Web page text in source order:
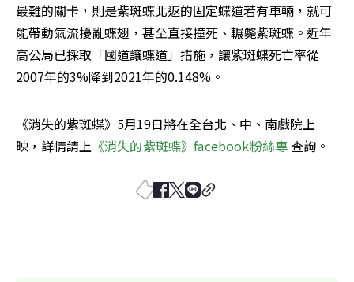
最難的關卡，則是紫斑蝶北返的固定蝶道若有車輛，就可
能帶動氣流擾亂蝶翅，甚至直接撞死、輾斃紫斑蝶。近年
高公局已採取「國道讓蝶道」措施，讓紫斑蝶死亡率從
2007年的3%降到2021年的0.148%。
《消失的紫斑蝶》5月19日將在全台北、中、南戲院上
映，詳情請上 《消失的紫斑蝶》facebook粉絲專 查詢。